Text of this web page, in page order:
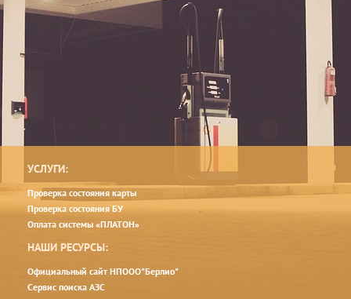
УСЛУГИ:
Проверка состояния карты
Проверка состояния БУ
Оплата системы «ПЛАТОН»
НАШИ РЕСУРСЫ:
Официальный сайт НПООО"Берлио"
Сервис поиска АЗС